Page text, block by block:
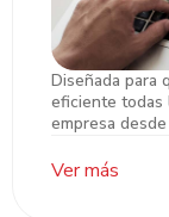
Atlántida
Diseñada para
eficiente todas
empresa
Ver más